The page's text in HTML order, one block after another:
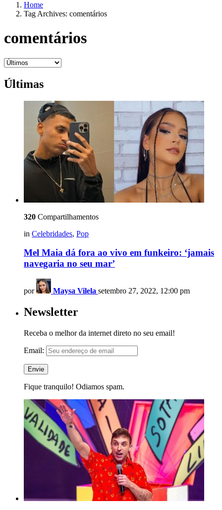
Home
Tag Archives: comentários
comentários
Últimas
320 Compartilhamentos
in Celebridades, Pop
Mel Maia dá fora ao vivo em funkeiro: ‘jamais
navegaria no seu mar’
por Maysa Vilela setembro 27, 2022, 12:00 pm
Newsletter
Receba o melhor da internet direto no seu email!
Email:
Fique tranquilo! Odiamos spam.